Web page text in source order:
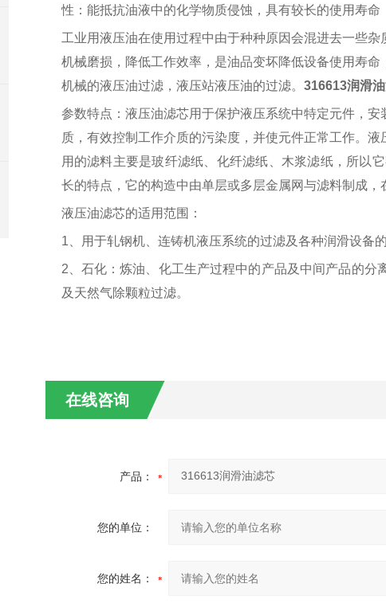
性：能抵抗油液中的化学物质侵蚀，具有较长的使用寿命
工业用液压油在使用过程中由于种种原因会混进去一些
机械磨损，降低工作效率，是油品变坏降低设备使用寿
机械的液压油过滤，液压站液压油的过滤。 316613润滑
参数特点：液压油滤芯用于保护液压系统中特定元件，
质，有效控制工作介质的污染度，并使元件正常工作。
用的滤料主要是玻纤滤纸、化纤滤纸、木浆滤纸，所以
长的特点，它的构造中由单层或多层金属网与滤料制成
液压油滤芯的适用范围：
1、用于轧钢机、连铸机液压系统的过滤及各种润滑设备的
2、石化：炼油、化工生产过程中的产品及中间产品的
及天然气除颗粒过滤。
在线咨询
产品：
您的单位：
您的姓名：